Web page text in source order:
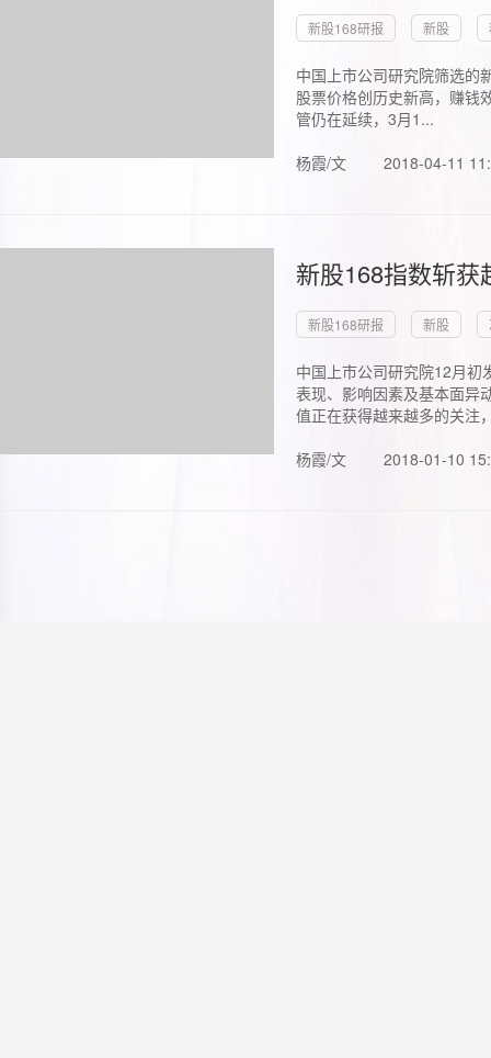
新股168研报 新股
中国上市公司研究院筛选的
股票价格创历史新高，赚钱
管仍在延续，3月1...
杨霞/文
2018-04-11
新股168指数斩
新股168研报 新股
中国上市公司研究院12月初
表现、影响因素及基本面异
值正在获得越来越多的关注
杨霞/文
2018-01-10